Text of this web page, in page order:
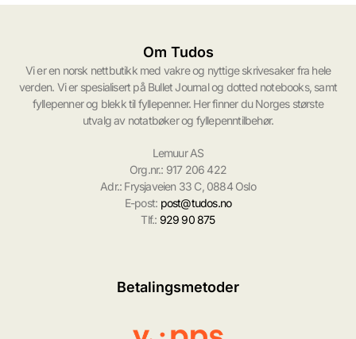
Om Tudos
Vi er en norsk nettbutikk med vakre og nyttige skrivesaker fra hele
verden. Vi er spesialisert på Bullet Journal og dotted notebooks, samt
fyllepenner og blekk til fyllepenner. Her finner du Norges største
utvalg av notatbøker og fyllepenntilbehør.
Lemuur AS
Org.nr.: 917 206 422
Adr.: Frysjaveien 33 C, 0884 Oslo
E-post: post@tudos.no
Tlf.: 929 90 875
Betalingsmetoder